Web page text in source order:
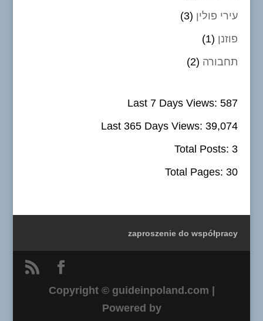
עירי פולין (3)
פוזנן (1)
תחבורה (2)
Last 7 Days Views:587
Last 365 Days Views:39,074
Total Posts:3
Total Pages:30
zaproszenie do współpracy
Copyright © guideinpoland.com |
Powered by